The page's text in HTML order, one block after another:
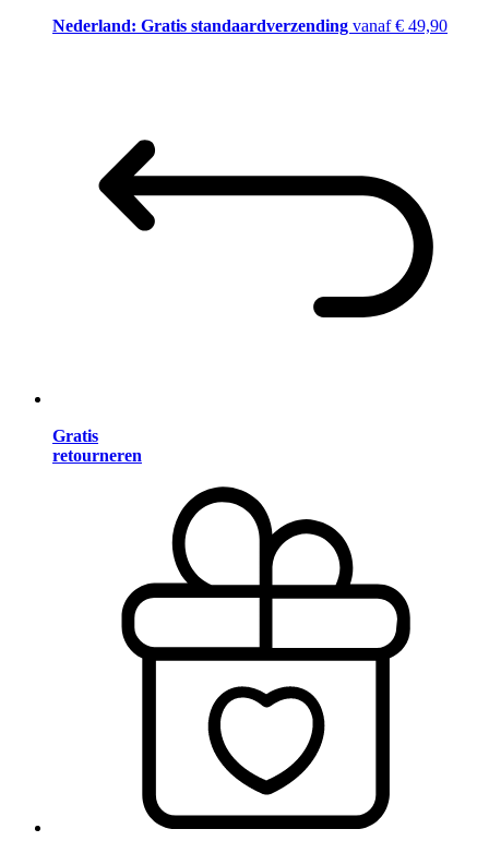
Nederland: Gratis standaardverzending vanaf € 49,90
Gratis
retourneren